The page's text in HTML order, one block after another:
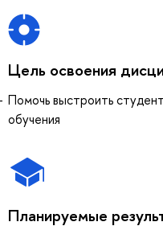
Цель освоения
Помочь выстроить
обучения
Планируемые